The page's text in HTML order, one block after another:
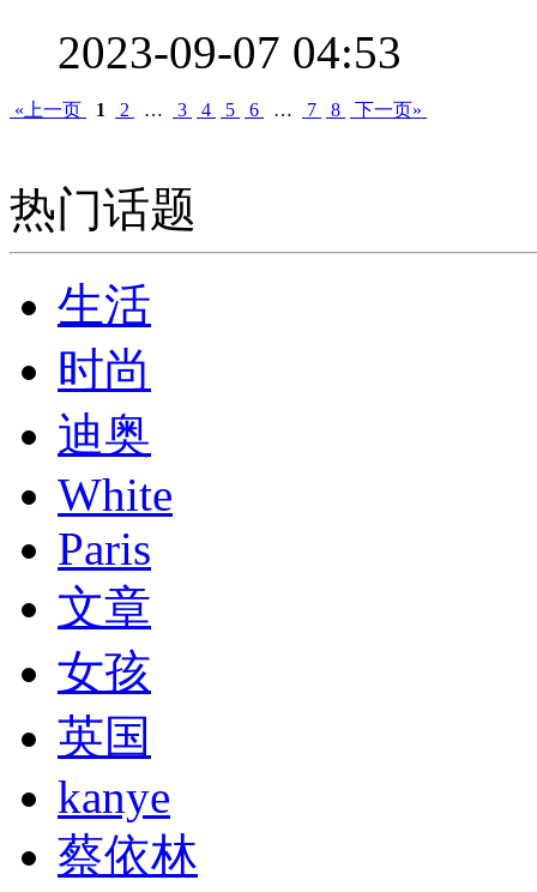
2023-09-07 04:53
«上一页 1 2 … 3 4 5 6 … 7 8 下一页»
热门话题
生活
时尚
迪奥
White
Paris
文章
女孩
英国
kanye
蔡依林